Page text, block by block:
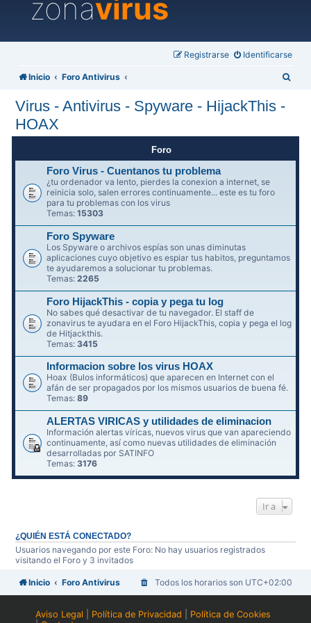
zonavirus
Identificarse
Registrarse
Inicio Foro Antivirus
Virus - Antivirus - Spyware - HijackThis -
HOAX
Foro
Foro Virus - Cuentanos tu problema
¿tu ordenador va lento, pierdes la conexion a internet, se
reinicia solo, salen errores continuamente... este es tu foro
para tu problemas con los virus
Temas:15303
Foro Spyware
Los Spyware o archivos espías son unas diminutas
aplicaciones cuyo objetivo es espiar tus habitos, preguntamos
te ayudaremos a solucionar tu problemas.
Temas:2265
Foro HijackThis - copia y pega tu log
No sabes qué desactivar de tu navegador. El staff de
zonavirus te ayudara en el Foro HijackThis, copia y pega el log
de Hitjackthis.
Temas: 3415
Informacion sobre los virus HOAX
Hoax (Bulos informáticos) que aparecen en Internet con el
afán de ser propagados por los mismos usuarios de buena fé.
Temas:89
ALERTAS VIRICAS y utilidades de eliminacion
Información alertas víricas, nuevos virus que van apareciendo
continuamente, así como nuevas utilidades de eliminación
desarrolladas por SATINFO
Temas:3176
Ir a
¿QUIÉN ESTÁ CONECTADO?
Usuarios navegando por este Foro: No hay usuarios registrados
visitando el Foro y 3 invitados
Inicio Foro Antivirus Todos los horarios son UTC+02:00
Aviso Legal Política de Privacidad
Política de Cookies